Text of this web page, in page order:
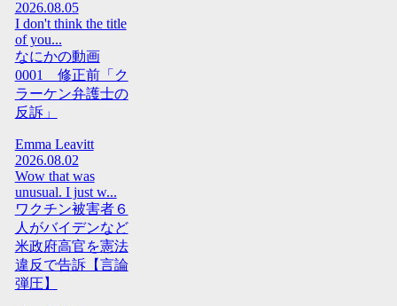
2026.08.05
I don't think the title
of you...
なにかの動画
0001 修正前「ク
ラーケン弁護士の
反訴」
Emma Leavitt
2026.08.02
Wow that was
unusual. I just w...
ワクチン被害者６
人がバイデンなど
米政府高官を憲法
違反で告訴【言論
弾圧】